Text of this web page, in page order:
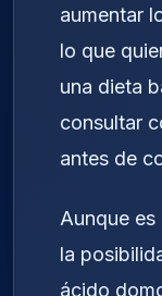
aumentar
lo que
una dieta
consultar
antes de
Aunque
la
ácido